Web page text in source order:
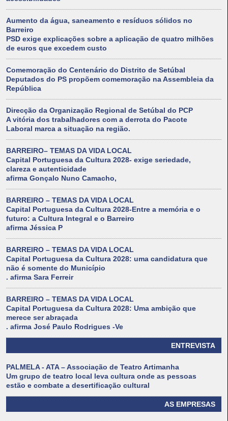
Aumento da água, saneamento e resíduos sólidos no
Barreiro
PSD exige explicações sobre a aplicação de quatro milhões
de euros que excedem custo
Comemoração do Centenário do Distrito de Setúbal
Deputados do PS propõem comemoração na Assembleia da
República
Direcção da Organização Regional de Setúbal do PCP
A vitória dos trabalhadores com a derrota do Pacote
Laboral marca a situação na região.
BARREIRO– TEMAS DA VIDA LOCAL
Capital Portuguesa da Cultura 2028- exige seriedade,
clareza e autenticidade
afirma Gonçalo Nuno Camacho,
BARREIRO – TEMAS DA VIDA LOCAL
Capital Portuguesa da Cultura 2028-Entre a memória e o
futuro: a Cultura Integral e o Barreiro
afirma Jéssica P
BARREIRO – TEMAS DA VIDA LOCAL
Capital Portuguesa da Cultura 2028: uma candidatura que
não é somente do Município
. afirma Sara Ferreir
BARREIRO – TEMAS DA VIDA LOCAL
Capital Portuguesa da Cultura 2028: Uma ambição que
merece ser abraçada
. afirma José Paulo Rodrigues -Ve
ENTREVISTA
PALMELA - ATA – Associação de Teatro Artimanha
Um grupo de teatro local leva cultura onde as pessoas
estão e combate a desertificação cultural
AS EMPRESAS